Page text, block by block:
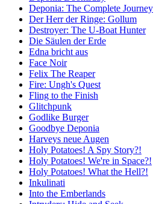
Deponia: The Complete Journey
Der Herr der Ringe: Gollum
Destroyer: The U-Boat Hunter
Die Säulen der Erde
Edna bricht aus
Face Noir
Felix The Reaper
Fire: Ungh's Quest
Fling to the Finish
Glitchpunk
Godlike Burger
Goodbye Deponia
Harveys neue Augen
Holy Potatoes! A Spy Story?!
Holy Potatoes! We're in Space?!
Holy Potatoes! What the Hell?!
Inkulinati
Into the Emberlands